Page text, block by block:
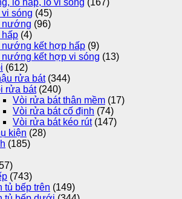
vi sóng (45)
nướng (96)
hấp (4)
nướng kết hợp hấp (9)
nướng kết hợp vi sóng (13)
(612)
rửa bát (344)
rửa bát (240)
Vòi rửa bát thân mềm (17)
Vòi rửa bát cố định (74)
Vòi rửa bát kéo rút (147)
kiện (28)
(185)
(743)
tủ bếp trên (149)